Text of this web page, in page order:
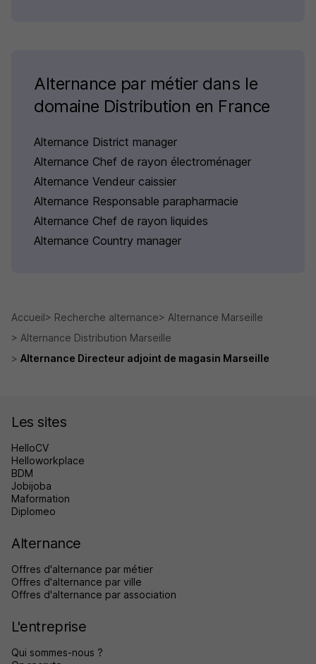
Alternance par métier dans le
domaine Distribution en France
Alternance District manager
Alternance Chef de rayon électroménager
Alternance Vendeur caissier
Alternance Responsable parapharmacie
Alternance Chef de rayon liquides
Alternance Country manager
Accueil Recherche alternance
Alternance Marseille
Alternance Distribution Marseille
Alternance Directeur adjoint de magasin Marseille
Les sites
HelloCV
Helloworkplace
BDM
Jobijoba
Maformation
Diplomeo
Alternance
Offres d'alternance par métier
Offres d'alternance par ville
Offres d'alternance par association
L'entreprise
Qui sommes-nous ?